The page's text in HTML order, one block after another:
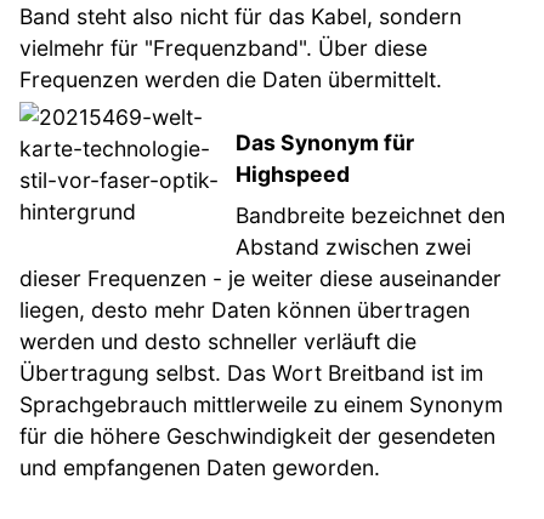
Band steht also nicht für das Kabel, sondern
vielmehr für "Frequenzband". Über diese
Frequenzen werden die Daten übermittelt.
Das Synonym für
Highspeed
Bandbreite bezeichnet den
Abstand zwischen zwei
dieser Frequenzen - je weiter diese auseinander
liegen, desto mehr Daten können übertragen
werden und desto schneller verläuft die
Übertragung selbst. Das Wort Breitband ist im
Sprachgebrauch mittlerweile zu einem Synonym
für die höhere Geschwindigkeit der gesendeten
und empfangenen Daten geworden.